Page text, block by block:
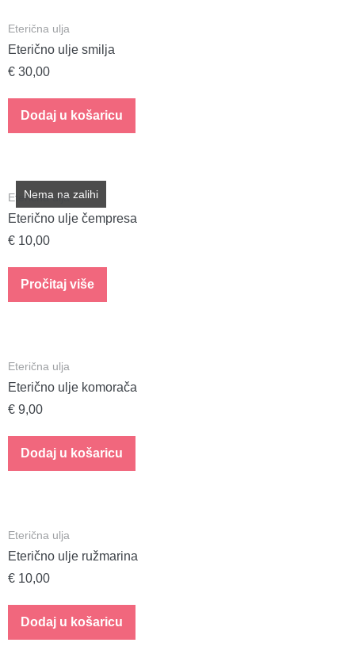
Eterična ulja
Eterično ulje smilja
€ 30,00
Dodaj u košaricu
Nema na zalihi
Eterična ulja
Eterično ulje čempresa
€ 10,00
Pročitaj više
Eterična ulja
Eterično ulje komorača
€ 9,00
Dodaj u košaricu
Eterična ulja
Eterično ulje ružmarina
€ 10,00
Dodaj u košaricu